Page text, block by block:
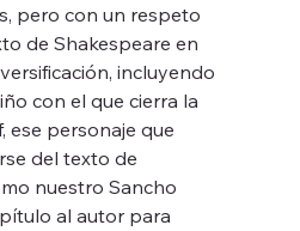
pero con un respeto
de Shakespeare en
incluyendo
con el que cierra la
ese personaje que
del texto de
nuestro Sancho
al autor para